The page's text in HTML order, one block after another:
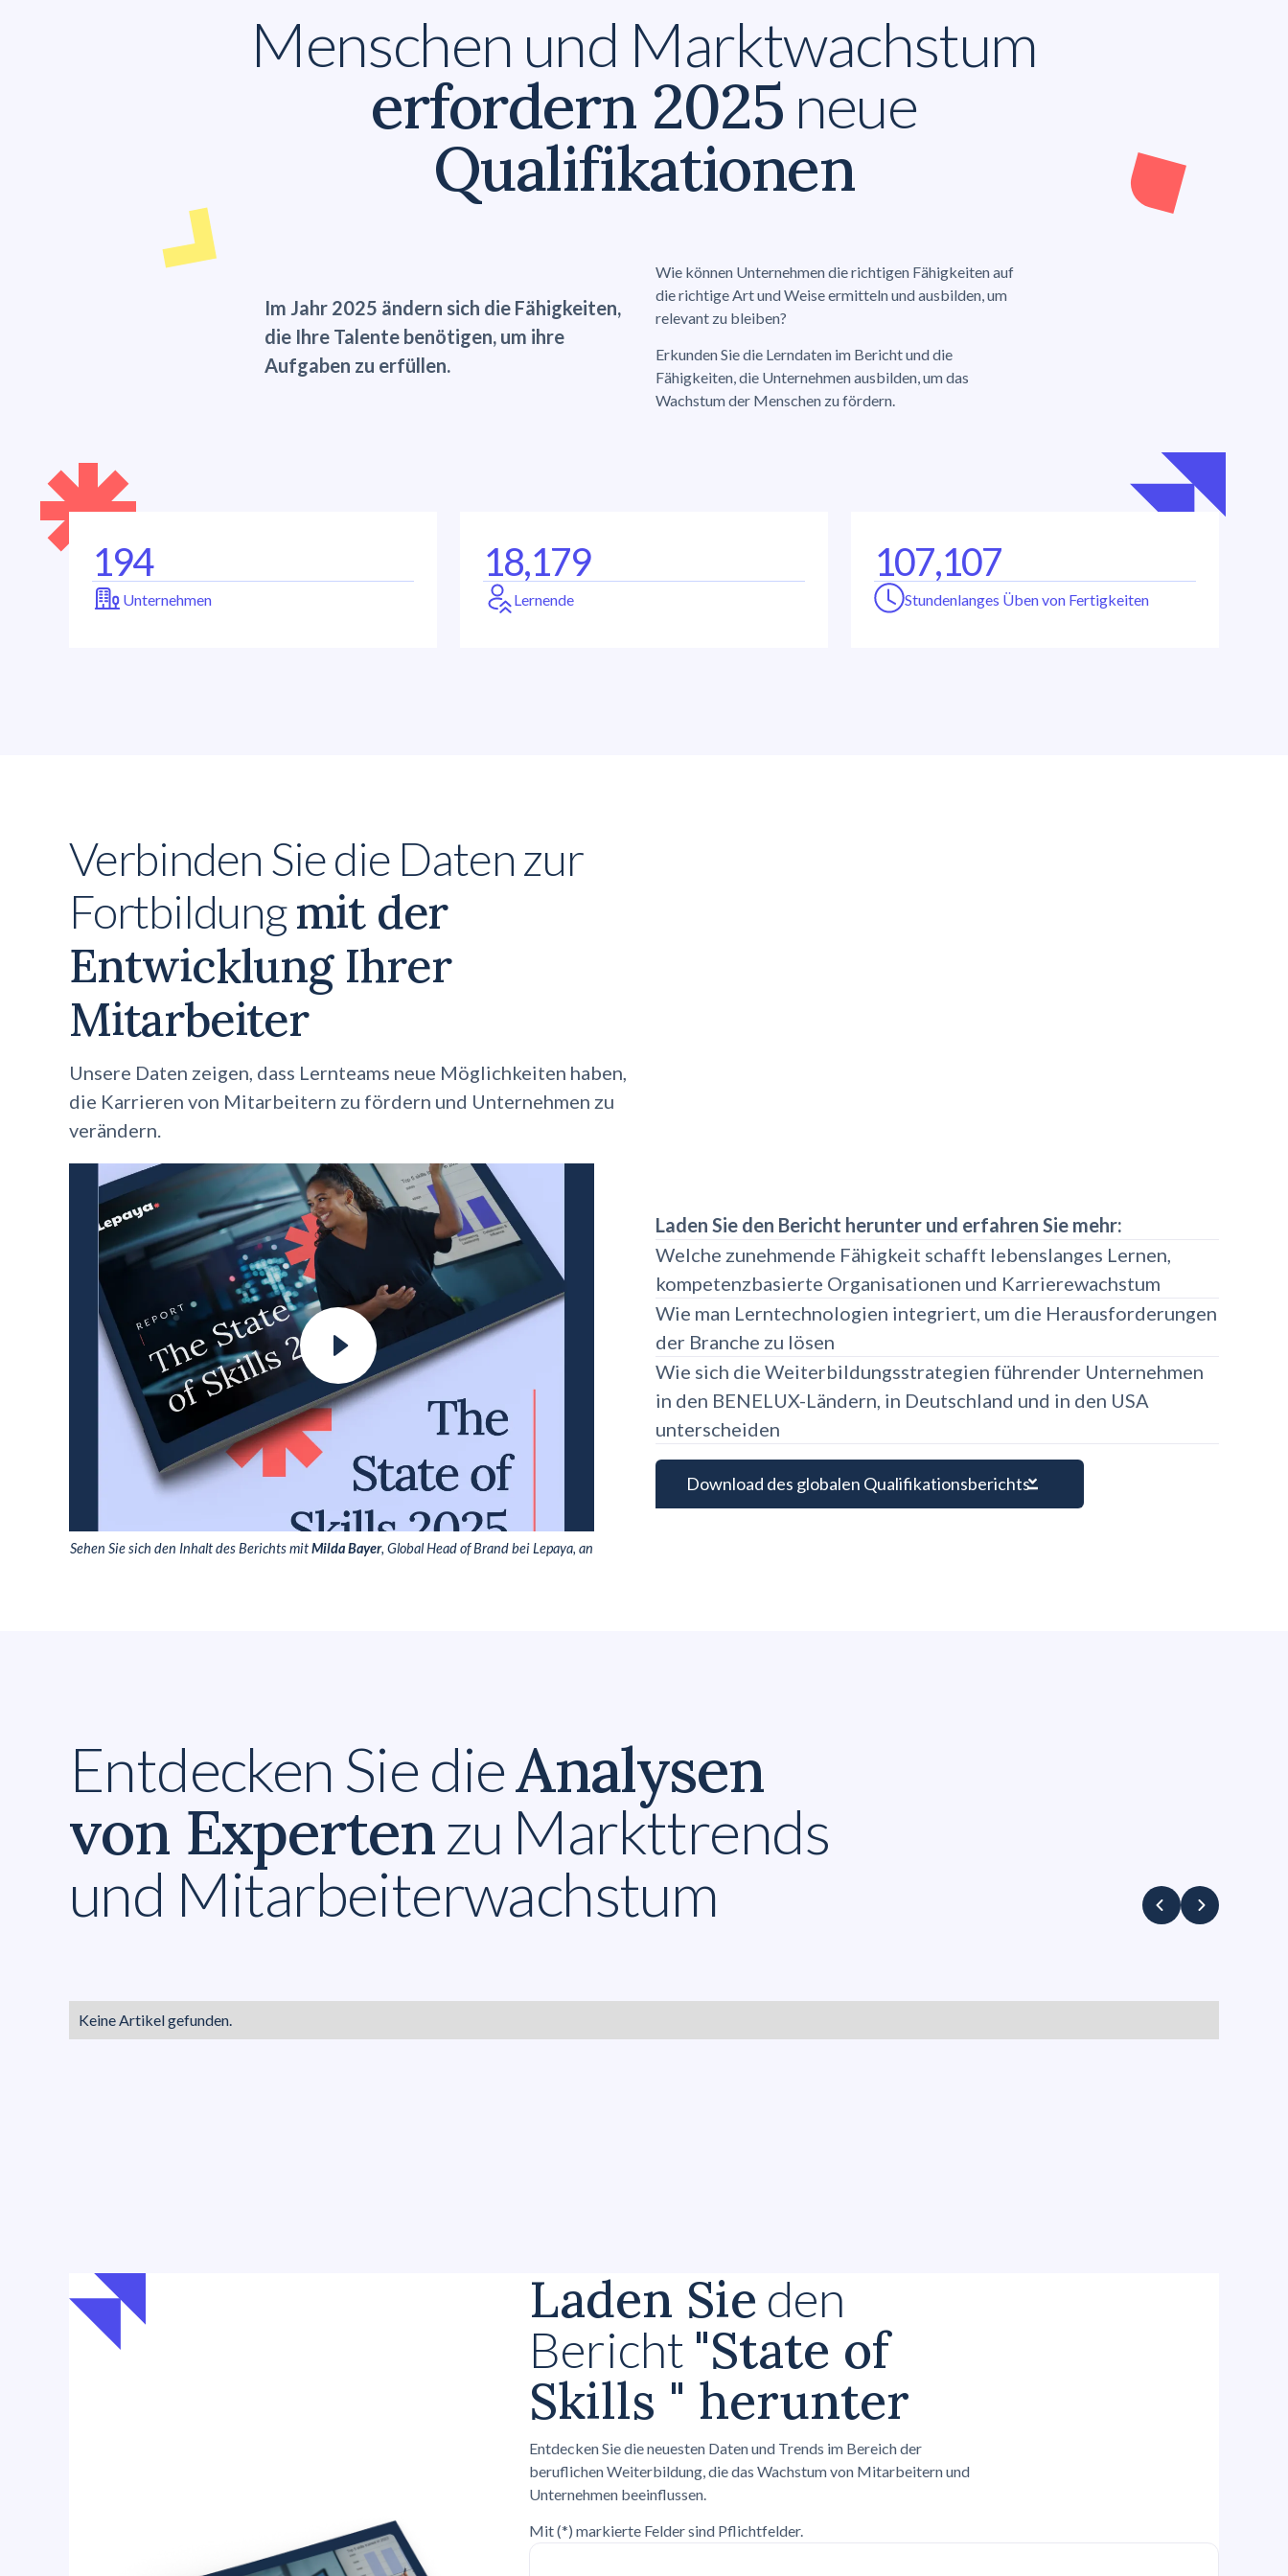
Menschen und Marktwachstum
erfordern 2025 neue
Qualifikationen
Im Jahr 2025 ändern sich die Fähigkeiten,
die Ihre Talente benötigen, um ihre
Aufgaben zu erfüllen.
Wie können Unternehmen die richtigen Fähigkeiten auf
die richtige Art und Weise ermitteln und ausbilden, um
relevant zu bleiben?
Erkunden Sie die Lerndaten im Bericht und die
Fähigkeiten, die Unternehmen ausbilden, um das
Wachstum der Menschen zu fördern.
194
Unternehmen
18,179
Lernende
107,107
Stundenlanges Üben von Fertigkeiten
Verbinden Sie die Daten zur
Fortbildungmit der
Entwicklung Ihrer
Mitarbeiter
Unsere Daten zeigen, dass Lernteams neue Möglichkeiten haben,
die Karrieren von Mitarbeitern zu fördern und Unternehmen zu
verändern.
Sehen Sie sich den Inhalt des Berichts mitMilda Bayer, Global Head of Brand bei Lepaya, an
Laden Sie den Bericht herunter und erfahren Sie mehr:
Welche zunehmende Fähigkeit schafft lebenslanges Lernen,
kompetenzbasierte Organisationen und Karrierewachstum
Wie man Lerntechnologien integriert, um die Herausforderungen
der Branche zu lösen
Wie sich die Weiterbildungsstrategien führender Unternehmen
in den BENELUX-Ländern, in Deutschland und in den USA
unterscheiden
Download des globalen Qualifikationsberichts
Entdecken Sie dieAnalysen
von Expertenzu Markttrends
und Mitarbeiterwachstum
Keine Artikel gefunden.
Laden Sie den
Bericht "State of
Skills " herunter
Entdecken Sie die neuesten Daten und Trends im Bereich der
beruflichen Weiterbildung, die das Wachstum von Mitarbeitern und
Unternehmen beeinflussen.
Mit (*) markierte Felder sind Pflichtfelder.